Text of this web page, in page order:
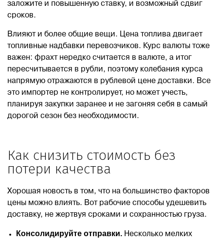
заложите и повышенную ставку, и возможный сдвиг
сроков.
Влияют и более общие вещи. Цена топлива двигает
топливные надбавки перевозчиков. Курс валюты тоже
важен: фрахт нередко считается в валюте, а итог
пересчитывается в рубли, поэтому колебания курса
напрямую отражаются в рублевой цене доставки. Все
это импортер не контролирует, но может учесть,
планируя закупки заранее и не загоняя себя в самый
дорогой сезон без необходимости.
Как снизить стоимость без
потери качества
Хорошая новость в том, что на большинство факторов
цены можно влиять. Вот рабочие способы удешевить
доставку, не жертвуя сроками и сохранностью груза.
Консолидируйте отправки. Несколько мелких